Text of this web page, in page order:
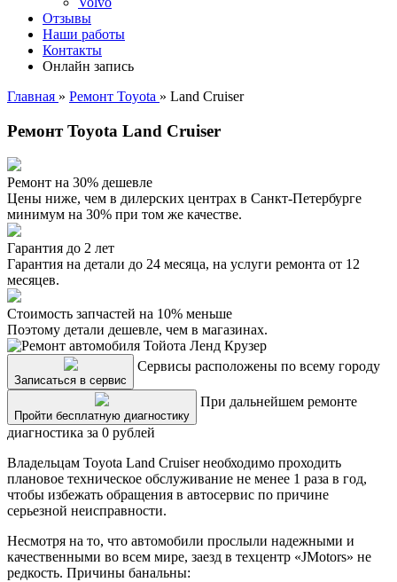
Отзывы
Наши работы
Контакты
Онлайн запись
Главная » Ремонт Toyota » Land Cruiser
Ремонт Toyota Land Cruiser
Ремонт на 30% дешевле
Цены ниже, чем в дилерских центрах в Санкт-Петербурге
минимум на 30% при том же качестве.
Гарантия до 2 лет
Гарантия на детали до 24 месяца, на услуги ремонта от 12
месяцев.
Стоимость запчастей на 10% меньше
Поэтому детали дешевле, чем в магазинах.
Записаться в сервис
Сервисы расположены по всему городу
Пройти бесплатную диагностику
При дальнейшем ремонте
диагностика за 0 рублей
Владельцам Toyota Land Cruiser необходимо проходить
плановое техническое обслуживание не менее 1 раза в год,
чтобы избежать обращения в автосервис по причине
серьезной неисправности.
Несмотря на то, что автомобили прослыли надежными и
качественными во всем мире, заезд в техцентр «JMotors» не
редкость. Причины банальны: